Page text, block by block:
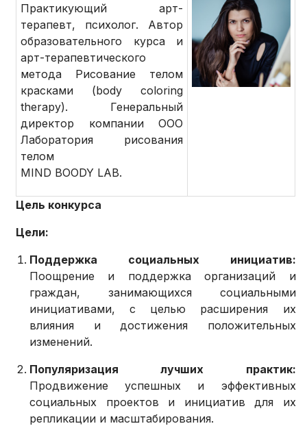
Практикующий арт-
терапевт, психолог. Автор
образовательного курса и
арт-терапевтического
метода Рисование телом
красками (body coloring
therapy). Генеральный
директор компании OOO
Лаборатория рисования
телом
MIND BOODY LAB.
Цель конкурса
Цели:
Поддержка социальных инициатив:
Поощрение и поддержка организаций и
граждан, занимающихся социальными
инициативами, с целью расширения их
влияния и достижения положительных
изменений.
Популяризация лучших практик:
Продвижение успешных и эффективных
социальных проектов и инициатив для их
репликации и масштабирования.